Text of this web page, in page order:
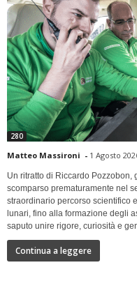
280
Matteo Massironi - 1 Agosto
Un ritratto di Riccardo
scomparso prematuramente nel
straordinario percorso scientifico
lunari, fino alla formazione degli
saputo unire rigore, curiosità e
Continua a leggere